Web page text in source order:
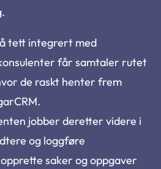
tett integrert med
får samtaler rutet
de raskt henter frem
jobber deretter videre i
og loggføre
saker og oppgaver